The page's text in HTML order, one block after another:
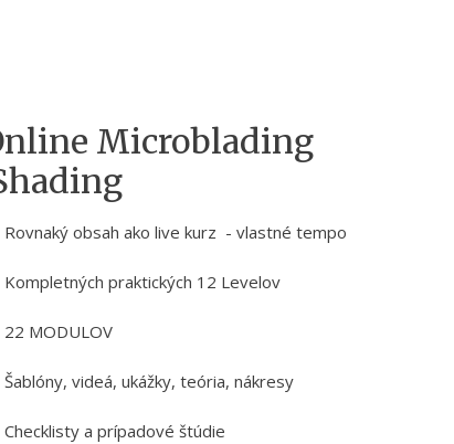
Microblading
Rovnaký obsah ako live kurz - vlastné tempo
Kompletných praktických 12 Levelov
22 MODULOV
Šablóny, videá, ukážky, teória, nákresy
Checklisty a prípadové štúdie